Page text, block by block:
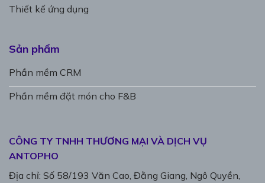
Thiết kế ứng dụng
Sản phẩm
Phần mềm CRM
Phần mềm đặt món cho F&B
CÔNG TY TNHH THƯƠNG MẠI VÀ DỊCH VỤ
ANTOPHO
Địa chỉ: Số 58/193 Văn Cao, Đằng Giang, Ngô Quyền,